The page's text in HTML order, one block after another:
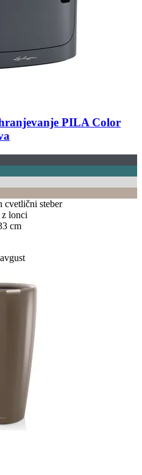
PILA Color
cvetlični steber
lonci
cm